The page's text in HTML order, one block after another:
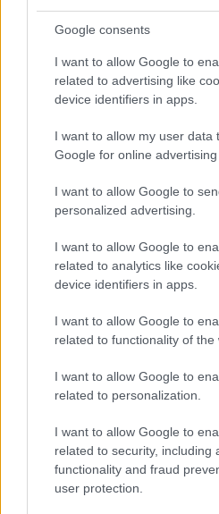
Google consents
I want to allow Google to
related to advertising like
device identifiers in apps.
I want to allow my user data
Google for online advertising
I want to allow Google to
personalized advertising.
I want to allow Google to
related to analytics like
device identifiers in apps.
I want to allow Google to
related to functionality of the
I want to allow Google to
related to personalization.
I want to allow Google to
related to security, including
functionality and fraud
user protection.
Magyar
akadályozták
ellenes húzását
Egy különleges